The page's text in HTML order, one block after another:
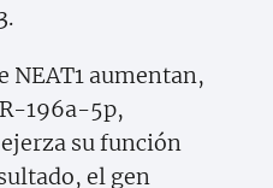
NEAT1 aumentan,
196a-5p,
su función
el gen